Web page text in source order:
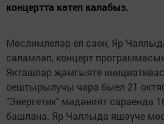
концертта көтеп калабыз.
Мөслимлеләр ел саен, Яр
сәламләп, концерт
Якташлар җәмгыяте
оештырылучы чара быел 21
"Энергетик" мәдәният сараенда
башлана. Яр Чаллыда яшәүче